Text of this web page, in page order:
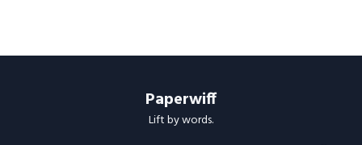
Paperwiff
Lift by words.